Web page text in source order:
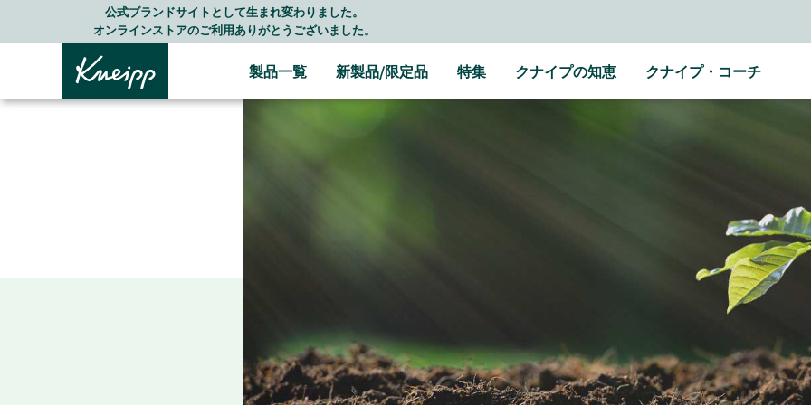
Skip to main content
Skip to footer content LINE公式アカウントはこちら＞＞
随時最新情報をお届けします
製品一覧 新製品/限定品 特集 クナイプの知恵 クナイプ・コーチ